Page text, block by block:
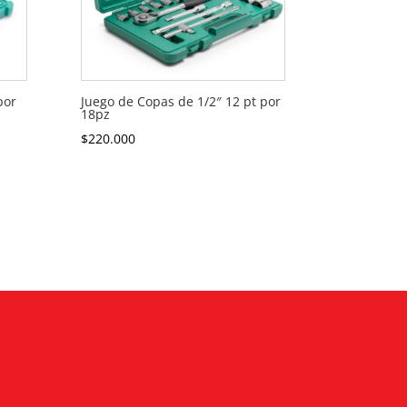
Juego de Copas de 1/2″ 12 pt por
18pz
$220.000